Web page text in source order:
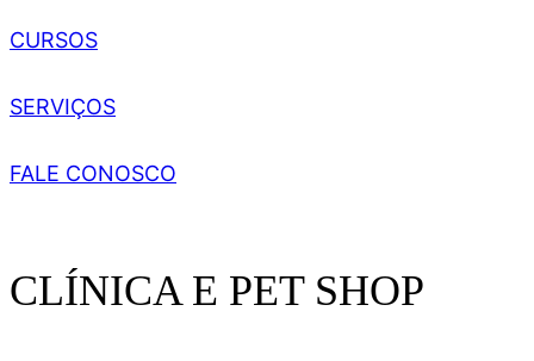
CURSOS
SERVIÇOS
FALE CONOSCO
CLÍNICA E PET SHOP